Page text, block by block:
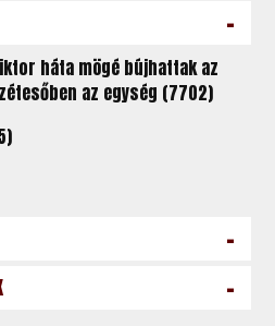
-
háta mögé bújhattak az
az egység (7702)
-
-